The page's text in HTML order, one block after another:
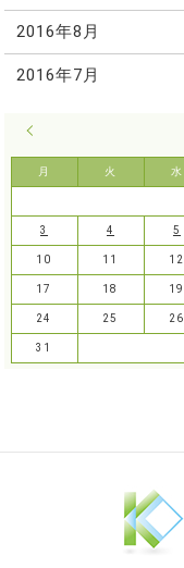
2016年8月
2016年7月
月 火 水
3 4 5
10 11 12
17 18 19
24 25 26
31